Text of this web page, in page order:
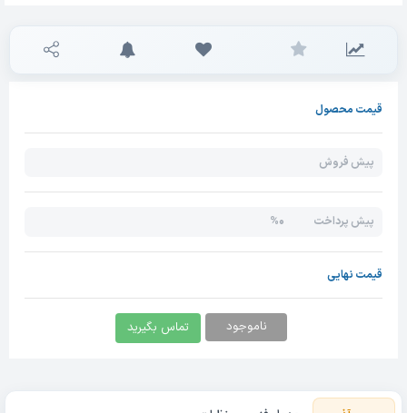
قیمت محصول
پیش فروش
پیش پرداخت 0%
قیمت نهایی
ناموجود تماس بگیرید